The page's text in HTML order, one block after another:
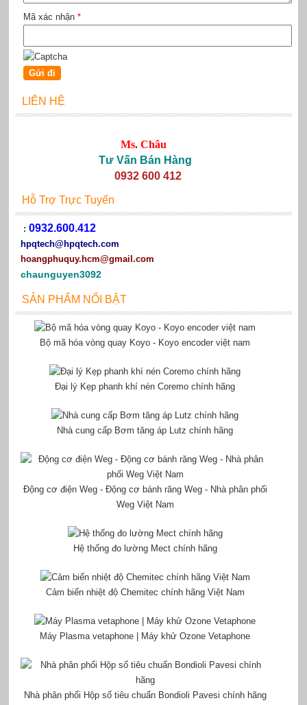
Mã xác nhận *
LIÊN HỆ
Ms. Châu
Tư Vấn Bán Hàng
0932 600 412
Hỗ Trợ Trực Tuyến
: 0932.600.412
hpqtech@hpqtech.com
hoangphuquy.hcm@gmail.com
chaunguyen3092
SẢN PHẨM NỔI BẬT
Bộ mã hóa vòng quay Koyo - Koyo encoder việt nam
Đại lý Kẹp phanh khí nén Coremo chính hãng
Nhà cung cấp Bơm tăng áp Lutz chính hãng
Động cơ điện Weg - Động cơ bánh răng Weg - Nhà phân phối
Weg Việt Nam
Hệ thống đo lường Mect chính hãng
Cảm biến nhiệt độ Chemitec chính hãng Việt Nam
Máy Plasma vetaphone | Máy khử Ozone Vetaphone
Nhà phân phối Hộp số tiêu chuẩn Bondioli Pavesi chính hãng